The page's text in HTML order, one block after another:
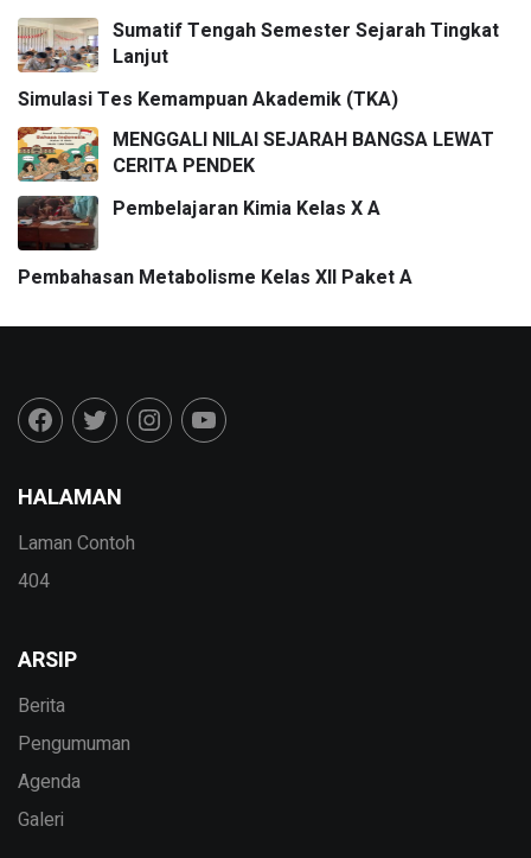
Sumatif Tengah Semester Sejarah Tingkat
Lanjut
Simulasi Tes Kemampuan Akademik (TKA)
MENGGALI NILAI SEJARAH BANGSA LEWAT
CERITA PENDEK
Pembelajaran Kimia Kelas X A
Pembahasan Metabolisme Kelas XII Paket A
HALAMAN
Laman Contoh
404
ARSIP
Berita
Pengumuman
Agenda
Galeri